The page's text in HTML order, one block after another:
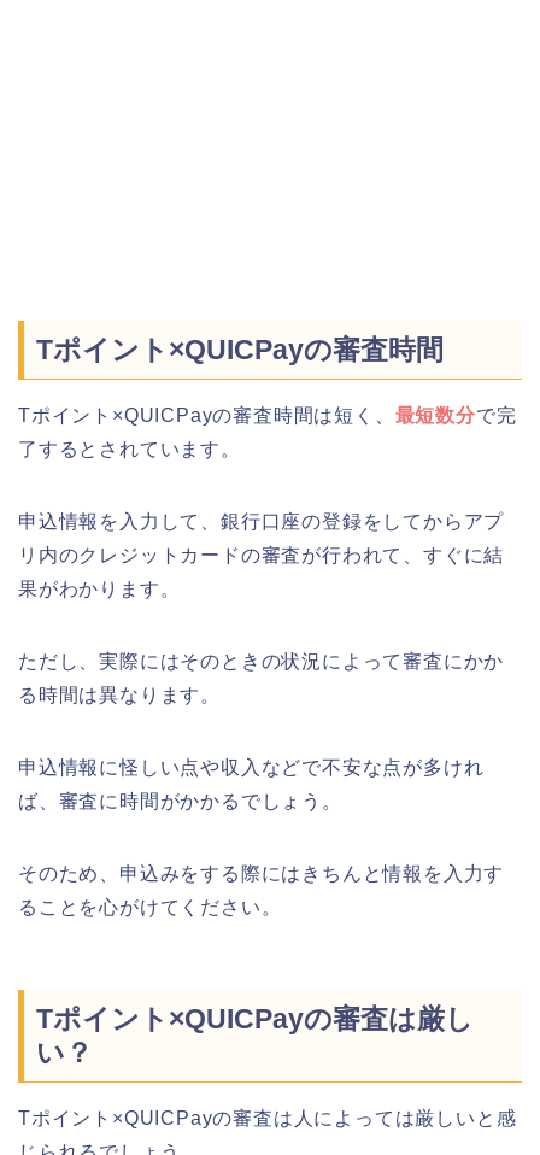
Tポイント×QUICPayの審査時間
Tポイント×QUICPayの審査時間は短く、 最短数分で完
了するとされています。
申込情報を入力して、銀行口座の登録をしてからアプ
リ内のクレジットカードの審査が行われて、すぐに結
果がわかります。
ただし、実際にはそのときの状況によって審査にかか
る時間は異なります。
申込情報に怪しい点や収入などで不安な点が多けれ
ば、審査に時間がかかるでしょう。
そのため、申込みをする際にはきちんと情報を入力す
ることを心がけてください。
Tポイント×QUICPayの審査は厳し
い？
Tポイント×QUICPayの審査は人によっては厳しいと感